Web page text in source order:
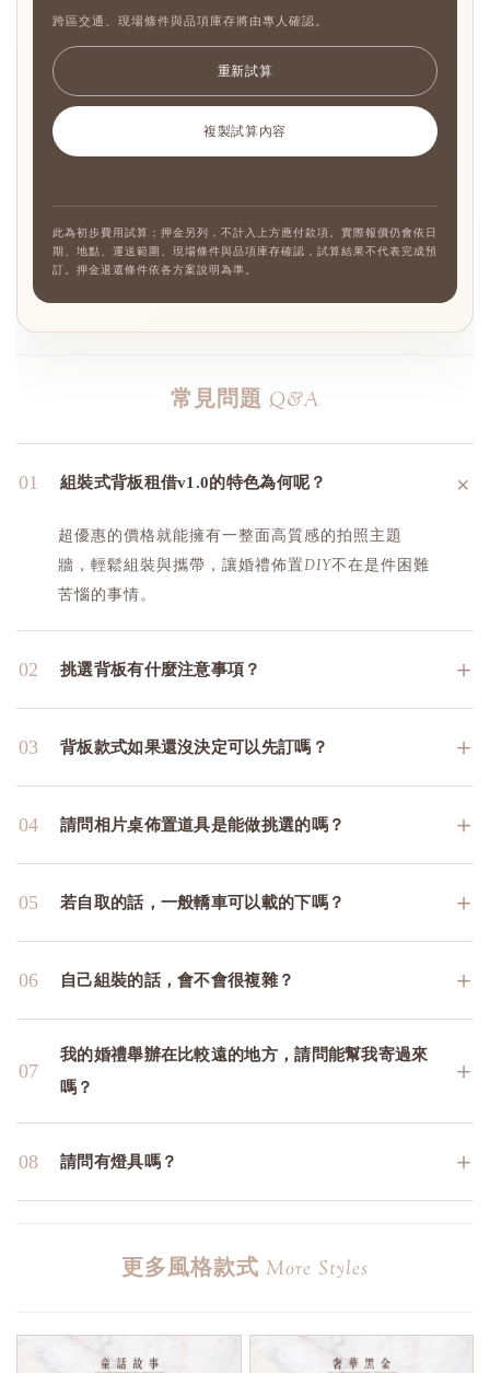
跨區交通、現場條件與品項庫存將由專人確認。
重新試算
複製試算內容
此為初步費用試算；押金另列，不計入上方應付款項。實際報價仍會依日
期、地點、運送範圍、現場條件與品項庫存確認，試算結果不代表完成預
訂。押金退還條件依各方案說明為準。
常見問題 Q&A
01 組裝式背板租借v1.0的特色為何呢？ ＋
超優惠的價格就能擁有一整面高質感的拍照主題
牆，輕鬆組裝與攜帶，讓婚禮佈置DIY不在是件困難
苦惱的事情。
02 挑選背板有什麼注意事項？ ＋
03 背板款式如果還沒決定可以先訂嗎？ ＋
04 請問相片桌佈置道具是能做挑選的嗎？ ＋
05 若自取的話，一般轎車可以載的下嗎？ ＋
06 自己組裝的話，會不會很複雜？ ＋
07
我的婚禮舉辦在比較遠的地方，請問能幫我寄過來
嗎？
＋
08 請問有燈具嗎？ ＋
更多風格款式 More Styles